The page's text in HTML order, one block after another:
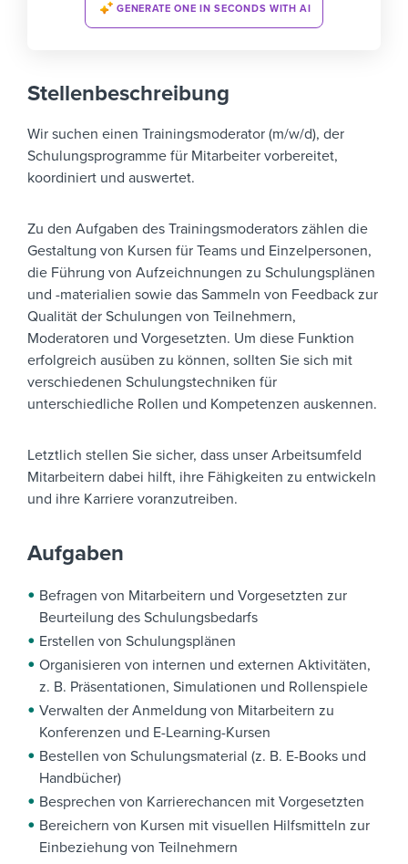
GENERATE ONE IN SECONDS WITH AI
Stellenbeschreibung
Wir suchen einen Trainingsmoderator (m/w/d), der
Schulungsprogramme für Mitarbeiter vorbereitet,
koordiniert und auswertet.
Zu den Aufgaben des Trainingsmoderators zählen die
Gestaltung von Kursen für Teams und Einzelpersonen,
die Führung von Aufzeichnungen zu Schulungsplänen
und -materialien sowie das Sammeln von Feedback zur
Qualität der Schulungen von Teilnehmern,
Moderatoren und Vorgesetzten. Um diese Funktion
erfolgreich ausüben zu können, sollten Sie sich mit
verschiedenen Schulungstechniken für
unterschiedliche Rollen und Kompetenzen auskennen.
Letztlich stellen Sie sicher, dass unser Arbeitsumfeld
Mitarbeitern dabei hilft, ihre Fähigkeiten zu entwickeln
und ihre Karriere voranzutreiben.
Aufgaben
Befragen von Mitarbeitern und Vorgesetzten zur
Beurteilung des Schulungsbedarfs
Erstellen von Schulungsplänen
Organisieren von internen und externen Aktivitäten,
z. B. Präsentationen, Simulationen und Rollenspiele
Verwalten der Anmeldung von Mitarbeitern zu
Konferenzen und E-Learning-Kursen
Bestellen von Schulungsmaterial (z. B. E-Books und
Handbücher)
Besprechen von Karrierechancen mit Vorgesetzten
Bereichern von Kursen mit visuellen Hilfsmitteln zur
Einbeziehung von Teilnehmern